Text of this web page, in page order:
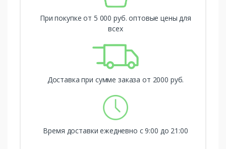
При покупке от 5 000 руб. оптовые цены для
всех
Доставка при сумме заказа от 2000 руб.
Время доставки ежедневно с 9:00 до 21:00